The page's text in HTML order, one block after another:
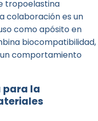
tropoelastina
colaboración es un
como apósito en
biocompatibilidad,
comportamiento
para la